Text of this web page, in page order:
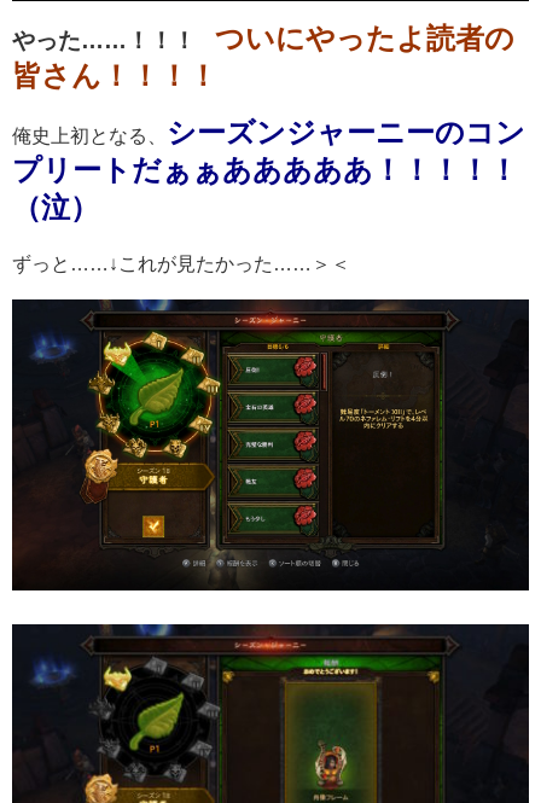
やった……！！！
ついにやったよ読者の
皆さん！！！！
俺史上初となる、
シーズンジャーニーのコン
プリートだぁぁあああああ！！！！！
（泣）
ずっと……↓これが見たかった……＞＜